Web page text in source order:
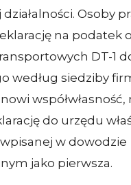
Osoby
na podatek
DT-1
według siedziby
współwłasność,
do urzędu
w dowodzie
jako pierwsza.